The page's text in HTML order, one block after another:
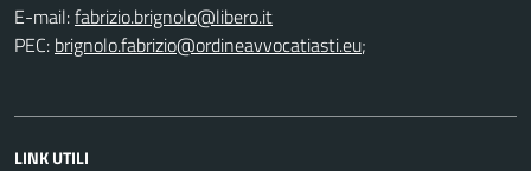
E-mail:
PEC:
;
LINK UTILI